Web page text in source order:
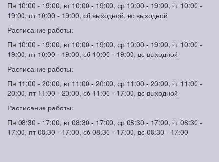
Пн 10:00 - 19:00, вт 10:00 - 19:00, ср 10:00 - 19:00, чт 10:00 -
19:00, пт 10:00 - 19:00, сб выходной, вс выходной
Расписание работы:
Пн 10:00 - 19:00, вт 10:00 - 19:00, ср 10:00 - 19:00, чт 10:00 -
19:00, пт 10:00 - 19:00, сб 10:00 - 19:00, вс выходной
Расписание работы:
Пн 11:00 - 20:00, вт 11:00 - 20:00, ср 11:00 - 20:00, чт 11:00 -
20:00, пт 11:00 - 20:00, сб 11:00 - 17:00, вс выходной
Расписание работы:
Пн 08:30 - 17:00, вт 08:30 - 17:00, ср 08:30 - 17:00, чт 08:30 -
17:00, пт 08:30 - 17:00, сб 08:30 - 17:00, вс 08:30 - 17:00